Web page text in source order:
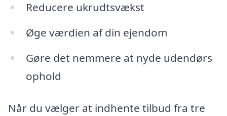
Reducere ukrudtsvækst
Øge værdien af din ejendom
Gøre det nemmere at nyde udendørs
ophold
Når du vælger at indhente tilbud fra tre